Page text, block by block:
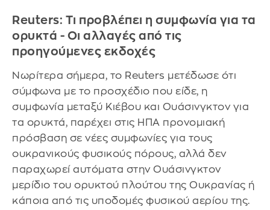
Reuters: Τι προβλέπει η συμφωνία για τα
ορυκτά - Οι αλλαγές από τις
προηγούμενες εκδοχές
Νωρίτερα σήμερα, το Reuters μετέδωσε ότι
σύμφωνα με το προσχέδιο που είδε, η
συμφωνία μεταξύ Κιέβου και Ουάσινγκτον για
τα ορυκτά, παρέχει στις ΗΠΑ προνομιακή
πρόσβαση σε νέες συμφωνίες για τους
ουκρανικούς φυσικούς πόρους, αλλά δεν
παραχωρεί αυτόματα στην Ουάσινγκτον
μερίδιο του ορυκτού πλούτου της Ουκρανίας ή
κάποια από τις υποδομές φυσικού αερίου της.